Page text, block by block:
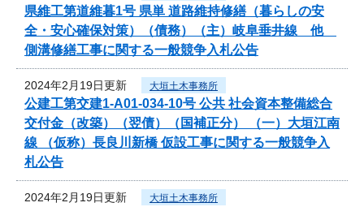
県維工第道維暮1号 県単 道路維持修繕（暮らしの安
全・安心確保対策）（債務）（主）岐阜垂井線 他
側溝修繕工事に関する一般競争入札公告
2024年2月19日更新 大垣土木事務所
公建工第交建1-A01-034-10号 公共 社会資本整備総合
交付金（改築）（翌債）（国補正分） （一）大垣江南
線 （仮称）長良川新橋 仮設工事に関する一般競争入
札公告
2024年2月19日更新 大垣土木事務所